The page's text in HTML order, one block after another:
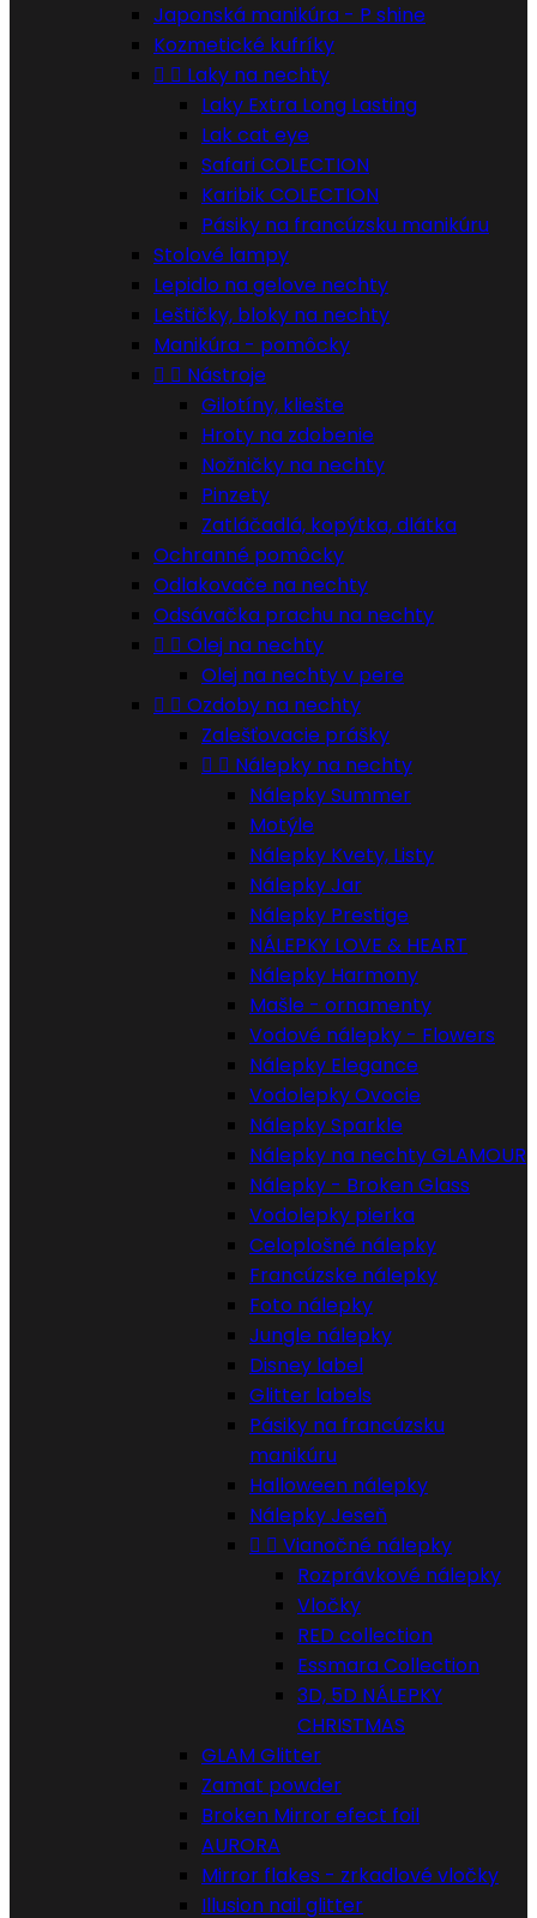
Japonská manikúra - P shine
Kozmetické kufríky
  Laky na nechty
Laky Extra Long Lasting
Lak cat eye
Safari COLECTION
Karibik COLECTION
Pásiky na francúzsku manikúru
Stolové lampy
Lepidlo na gelove nechty
Leštičky, bloky na nechty
Manikúra - pomôcky
  Nástroje
Gilotíny, kliešte
Hroty na zdobenie
Nožničky na nechty
Pinzety
Zatláčadlá, kopýtka, dlátka
Ochranné pomôcky
Odlakovače na nechty
Odsávačka prachu na nechty
  Olej na nechty
Olej na nechty v pere
  Ozdoby na nechty
Zalešťovacie prášky
  Nálepky na nechty
Nálepky Summer
Motýle
Nálepky Kvety, Listy
Nálepky Jar
Nálepky Prestige
NÁLEPKY LOVE & HEART
Nálepky Harmony
Mašle - ornamenty
Vodové nálepky - Flowers
Nálepky Elegance
Vodolepky Ovocie
Nálepky Sparkle
Nálepky na nechty GLAMOUR
Nálepky - Broken Glass
Vodolepky pierka
Celoplošné nálepky
Francúzske nálepky
Foto nálepky
Jungle nálepky
Disney label
Glitter labels
Pásiky na francúzsku
manikúru
Halloween nálepky
Nálepky Jeseň
  Vianočné nálepky
Rozprávkové nálepky
Vločky
RED collection
Essmara Collection
3D, 5D NÁLEPKY
CHRISTMAS
GLAM Glitter
Zamat powder
Broken Mirror efect foil
AURORA
Mirror flakes - zrkadlové vločky
Illusion nail glitter